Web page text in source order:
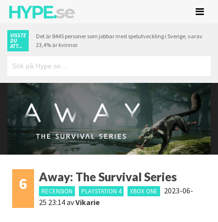
HYPE.se
VISSTE
DU
ATT...
Det är 8445 personer som jobbar med spelutveckling i Sverige, varav
23,4% är kvinnor.
6 Away: The Survival Series
RECENSION PLAYSTATION 4 XBOX ONE
2023-06-
25 23:14avVikarie